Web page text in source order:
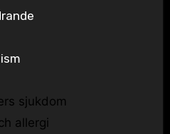
sjukdom
allergi